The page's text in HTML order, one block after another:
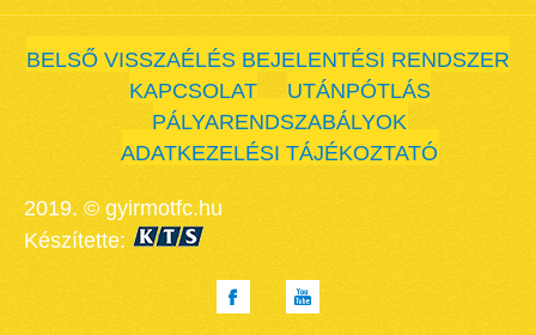
BELSŐ VISSZAÉLÉS BEJELENTÉSI RENDSZER
KAPCSOLAT
UTÁNPÓTLÁS
PÁLYARENDSZABÁLYOK
ADATKEZELÉSI TÁJÉKOZTATÓ
2019. © gyirmotfc.hu
Készítette: